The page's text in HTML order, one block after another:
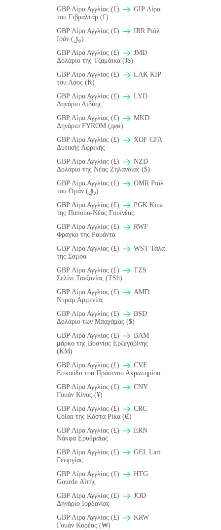
GBP Λίρα Αγγλίας (£)
GIP Λίρα
του Γιβραλτάρ (£)
GBP Λίρα Αγγλίας (£)
IRR Ριάλ
Ιράν (﷼)
GBP Λίρα Αγγλίας (£)
JMD
Δολάριο της Τζαμάικα (J$)
GBP Λίρα Αγγλίας (£)
LAK KIP
του Λάος (₭)
GBP Λίρα Αγγλίας (£)
LYD
Δηνάριο Λιβύης
GBP Λίρα Αγγλίας (£)
MKD
Δηνάριο FYROM (ден)
GBP Λίρα Αγγλίας (£)
XOF CFA
Δυτικής Αφρικής
GBP Λίρα Αγγλίας (£)
NZD
Δολάριο της Νέας Ζηλανδίας ($)
GBP Λίρα Αγγλίας (£)
OMR Ριάλ
του Ομάν (﷼)
GBP Λίρα Αγγλίας (£)
PGK Kina
της Παπούα-Νέας Γουϊνέας
GBP Λίρα Αγγλίας (£)
RWF
Φράγκο της Ρουάντα
GBP Λίρα Αγγλίας (£)
WST Τάλα
της Σαμόα
GBP Λίρα Αγγλίας (£)
TZS
Σελίνι Τανζανίας (TSh)
GBP Λίρα Αγγλίας (£)
AMD
Ντραμ Αρμενίας
GBP Λίρα Αγγλίας (£)
BSD
Δολάριο των Μπαχάμας ($)
GBP Λίρα Αγγλίας (£)
BAM
μάρκο της Βοσνίας Ερζεγοβίνης
(KM)
GBP Λίρα Αγγλίας (£)
CVE
Εσκούδο του Πράσινου Ακρωτηρίου
GBP Λίρα Αγγλίας (£)
CNY
Γουάν Κίνας (¥)
GBP Λίρα Αγγλίας (£)
CRC
Colon της Κόστα Ρίκα (₡)
GBP Λίρα Αγγλίας (£)
ERN
Νάκφα Ερυθραίας
GBP Λίρα Αγγλίας (£)
GEL Lari
Γεωργίας
GBP Λίρα Αγγλίας (£)
HTG
Gourde Αϊτής
GBP Λίρα Αγγλίας (£)
JOD
Δηνάριο Ιορδανίας
GBP Λίρα Αγγλίας (£)
KRW
Γουάν Κορέας (₩)